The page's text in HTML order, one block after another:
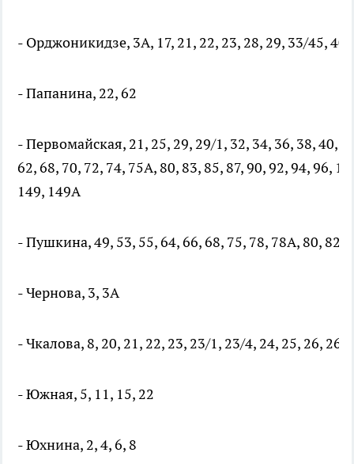
- Орджоникидзе, 3А, 17, 21, 22, 23, 28, 29, 33/45,
- Папанина, 22, 62
- Первомайская, 21, 25, 29, 29/1, 32, 34, 36, 38, 40,
62, 68, 70, 72, 74, 75А, 80, 83, 85, 87, 90, 92, 94, 96,
149, 149А
- Пушкина, 49, 53, 55, 64, 66, 68, 75, 78, 78А, 80, 82,
- Чернова, 3, 3А
- Чкалова, 8, 20, 21, 22, 23, 23/1, 23/4, 24, 25, 26, 26/
- Южная, 5, 11, 15, 22
- Юхнина, 2, 4, 6, 8